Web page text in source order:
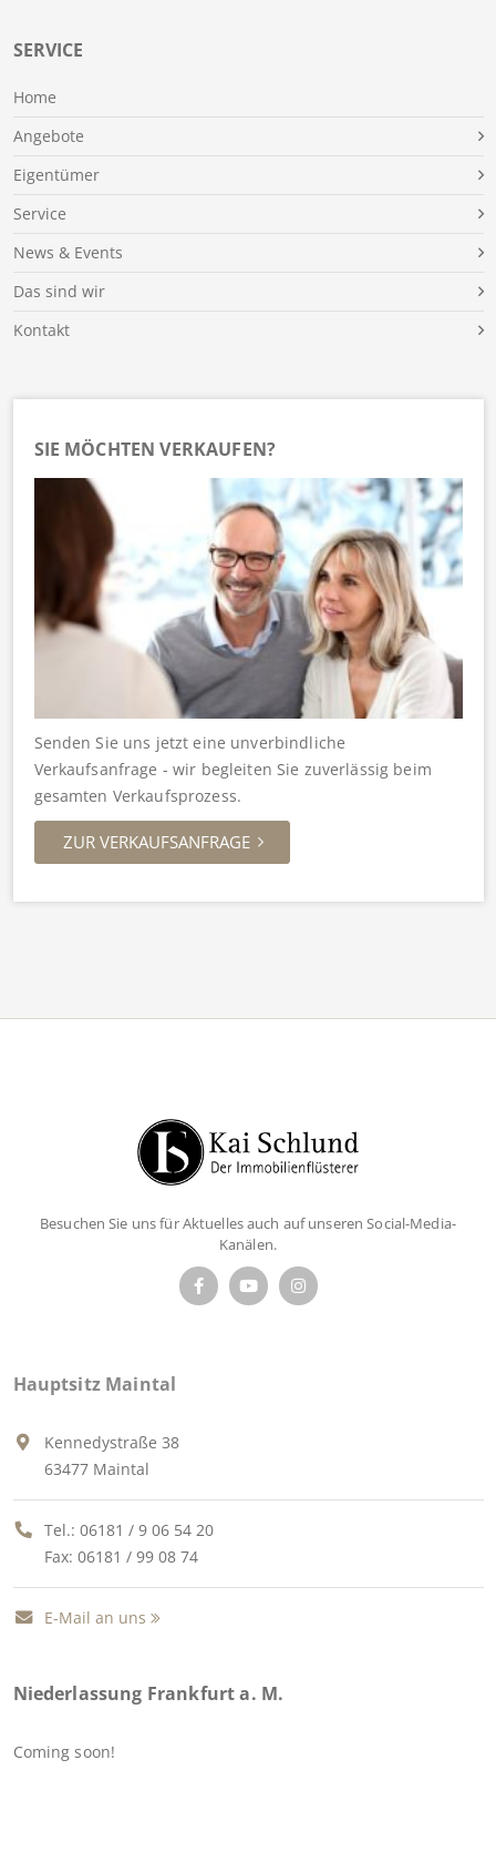
SERVICE
Home
Angebote
Eigentümer
Service
News & Events
Das sind wir
Kontakt
SIE MÖCHTEN VERKAUFEN?
Senden Sie uns jetzt eine unverbindliche
Verkaufsanfrage - wir begleiten Sie zuverlässig beim
gesamten Verkaufsprozess.
ZUR VERKAUFSANFRAGE
Besuchen Sie uns für Aktuelles auch auf unseren Social-Media-
Kanälen.
Hauptsitz Maintal
Kennedystraße 38
63477 Maintal
Tel.: 06181 / 9 06 54 20
Fax: 06181 / 99 08 74
E-Mail an uns
Niederlassung Frankfurt a. M.
Coming soon!